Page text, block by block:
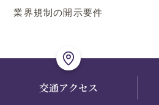
業界規制の開示要件
交通アクセス